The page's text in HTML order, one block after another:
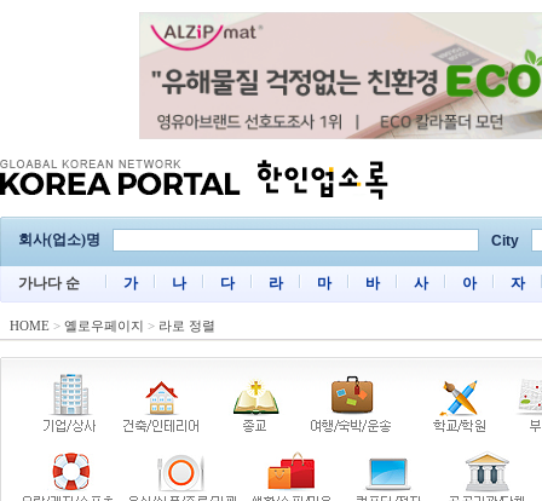
회사(업소)명 City
가나다 순 가 나 다 라 마 바 사 아 자
HOME > 옐로우페이지 > 라로 정렬